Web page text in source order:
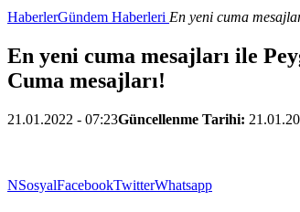
HaberlerGündem Haberleri En yeni cuma
En yeni cuma mesajları ile
Cuma mesajları!
21.01.2022 - 07:23Güncellenme Tarihi:
NSosyalFacebookTwitterWhatsapp